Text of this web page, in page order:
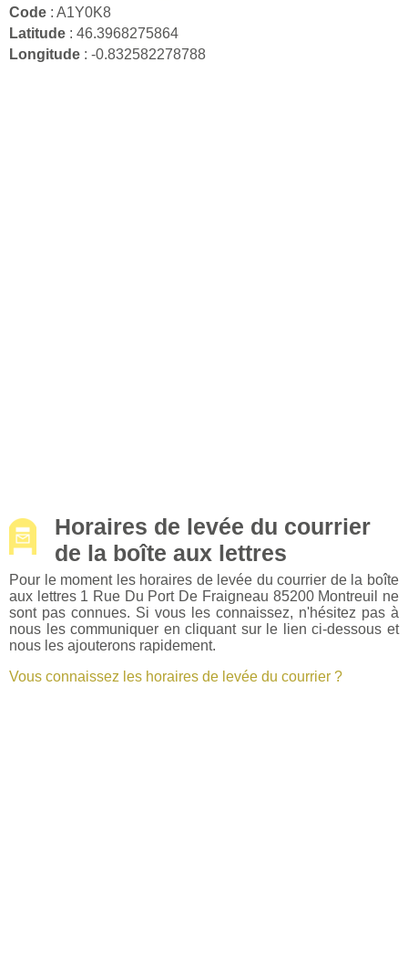
Code : A1Y0K8
Latitude : 46.3968275864
Longitude : -0.832582278788
Horaires de levée du courrier
de la boîte aux lettres
Pour le moment les horaires de levée du courrier de la boîte
aux lettres 1 Rue Du Port De Fraigneau 85200 Montreuil ne
sont pas connues. Si vous les connaissez, n'hésitez pas à
nous les communiquer en cliquant sur le lien ci-dessous et
nous les ajouterons rapidement.
Vous connaissez les horaires de levée du courrier ?